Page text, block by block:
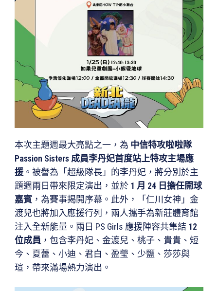
本次主題週最大亮點之一，為 中信特攻啦啦隊
Passion Sisters 成員李丹妃首度站上特攻主場應
援 。被譽為「超級隊長」的李丹妃，將分別於主
題週兩日帶來限定演出，並於 1 月 24 日擔任開球
嘉賓 ，為賽事揭開序幕。此外，「仁川女神」金
渡兒也將加入應援行列，兩人攜手為新莊體育館
注入全新能量。兩日 PS Girls 應援陣容共集結 12
位成員 ，包含李丹妃、金渡兒、桃子、貴貴、短
今、夏蕾、小迪、君白、盈瑩、少鹽、莎莎與
瑄，帶來滿場熱力演出。